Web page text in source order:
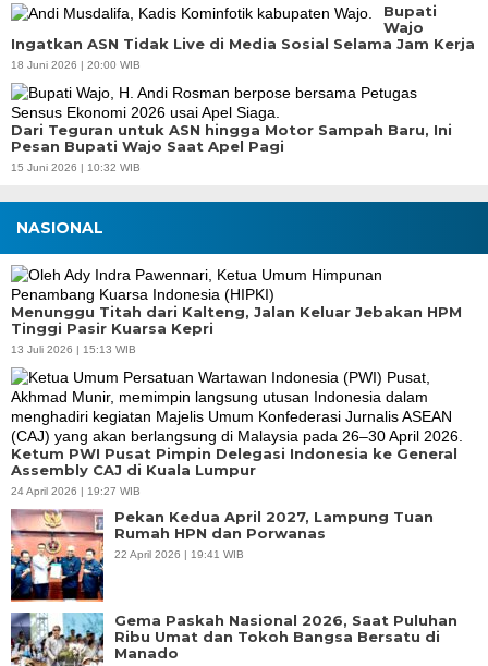
Bupati
Wajo
Ingatkan ASN Tidak Live di Media Sosial Selama Jam Kerja
18 Juni 2026 | 20:00 WIB
Dari Teguran untuk ASN hingga Motor Sampah Baru, Ini
Pesan Bupati Wajo Saat Apel Pagi
15 Juni 2026 | 10:32 WIB
NASIONAL
Menunggu Titah dari Kalteng, Jalan Keluar Jebakan HPM
Tinggi Pasir Kuarsa Kepri
13 Juli 2026 | 15:13 WIB
Ketum PWI Pusat Pimpin Delegasi Indonesia ke General
Assembly CAJ di Kuala Lumpur
24 April 2026 | 19:27 WIB
Pekan Kedua April 2027, Lampung Tuan
Rumah HPN dan Porwanas
22 April 2026 | 19:41 WIB
Gema Paskah Nasional 2026, Saat Puluhan
Ribu Umat dan Tokoh Bangsa Bersatu di
Manado